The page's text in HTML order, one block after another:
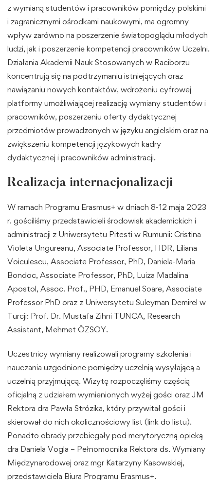
z wymianą studentów i pracowników pomiędzy polskimi
i zagranicznymi ośrodkami naukowymi, ma ogromny
wpływ zarówno na poszerzenie światopoglądu młodych
ludzi, jak i poszerzenie kompetencji pracowników Uczelni.
Działania Akademii Nauk Stosowanych w Raciborzu
koncentrują się na podtrzymaniu istniejących oraz
nawiązaniu nowych kontaktów, wdrożeniu cyfrowej
platformy umożliwiającej realizację wymiany studentów i
pracowników, poszerzeniu oferty dydaktycznej
przedmiotów prowadzonych w języku angielskim oraz na
zwiększeniu kompetencji językowych kadry
dydaktycznej i pracowników administracji.
Realizacja internacjonalizacji
W ramach Programu Erasmus+ w dniach 8-12 maja 2023
r. gościliśmy przedstawicieli środowisk akademickich i
administracji z Uniwersytetu Pitesti w Rumunii: Cristina
Violeta Ungureanu, Associate Professor, HDR, Liliana
Voiculescu, Associate Professor, PhD, Daniela-Maria
Bondoc, Associate Professor, PhD, Luiza Madalina
Apostol, Assoc. Prof., PHD, Emanuel Soare, Associate
Professor PhD oraz z Uniwersytetu Suleyman Demirel w
Turcji: Prof. Dr. Mustafa Zihni TUNCA, Research
Assistant, Mehmet ÖZSOY.
Uczestnicy wymiany realizowali programy szkolenia i
nauczania uzgodnione pomiędzy uczelnią wysyłającą a
uczelnią przyjmującą. Wizytę rozpoczęliśmy częścią
oficjalną z udziałem wymienionych wyżej gości oraz JM
Rektora dra Pawła Strózika, który przywitał gości i
skierował do nich okolicznościowy list (link do listu).
Ponadto obrady przebiegały pod merytoryczną opieką
dra Daniela Vogla – Pełnomocnika Rektora ds. Wymiany
Międzynarodowej oraz mgr Katarzyny Kasowskiej,
przedstawiciela Biura Programu Erasmus+.